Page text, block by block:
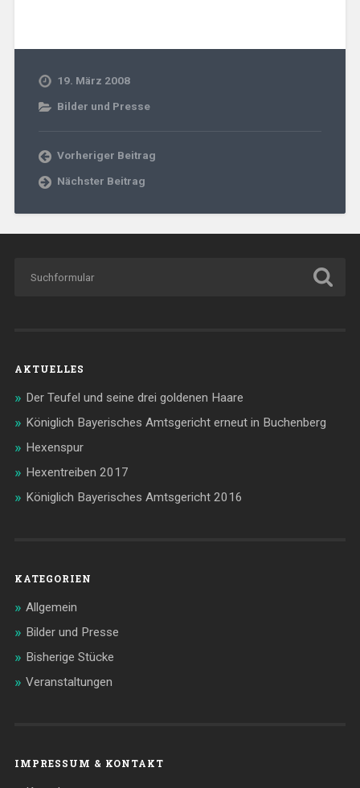
19. März 2008
Bilder und Presse
Vorheriger Beitrag
Nächster Beitrag
AKTUELLES
Der Teufel und seine drei goldenen Haare
Königlich Bayerisches Amtsgericht erneut in Buchenberg
Hexenspur
Hexentreiben 2017
Königlich Bayerisches Amtsgericht 2016
KATEGORIEN
Allgemein
Bilder und Presse
Bisherige Stücke
Veranstaltungen
IMPRESSUM & KONTAKT